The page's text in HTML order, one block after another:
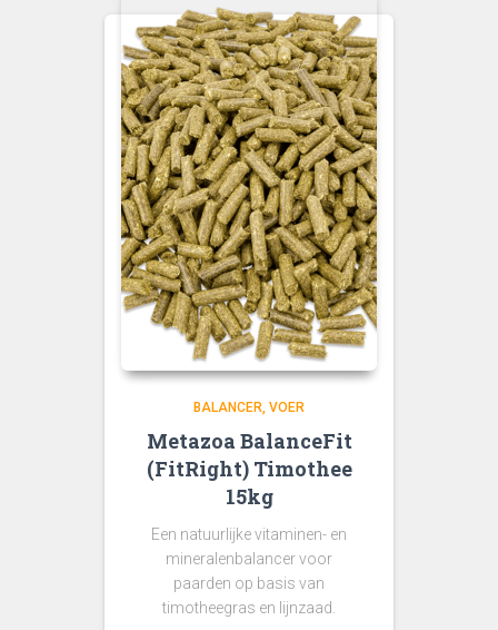
BALANCER VOER
Metazoa BalanceFit
(FitRight) Timothee
15kg
Een natuurlijke vitaminen- en
mineralenbalancer voor
paarden op basis van
timotheegras en lijnzaad.